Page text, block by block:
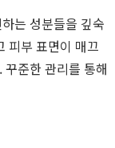
는 성분들을 깊숙
피부 표면이 매끄
준한 관리를 통해